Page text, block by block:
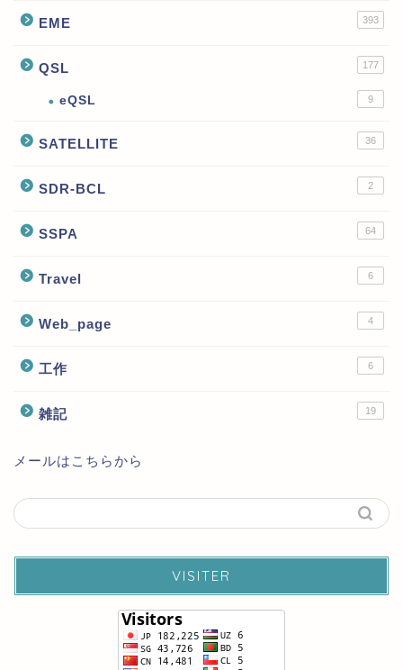
EME 393
QSL 177
eQSL 9
SATELLITE 36
SDR-BCL 2
SSPA 64
Travel 6
Web_page 4
工作 6
雑記 19
メールはこちらから
VISITER